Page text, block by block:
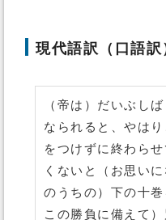
現代語訳（口語訳
（帝は）だいぶし
なられると、やは
をつけずに終わら
くないと（お思い
のうちの）下の十
この勝負に備えて